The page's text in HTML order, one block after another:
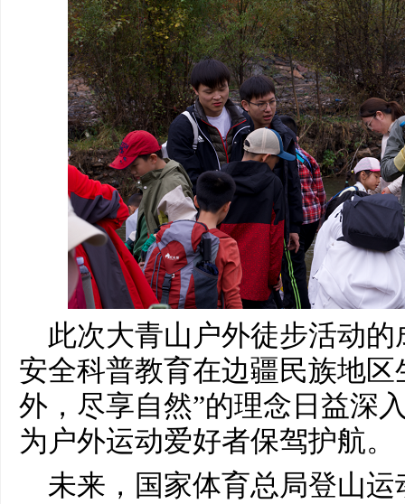
此次大青山户外徒步活动
安全科普教育在边疆民族地
外，尽享自然”的理念日益深
为户外运动爱好者保驾护航。
未来，国家体育总局登山